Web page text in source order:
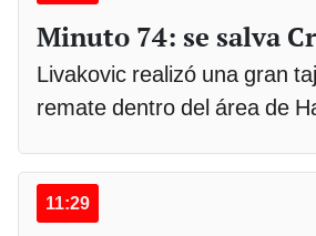
Minuto 74: se salva
Livakovic realizó una gran
remate dentro del área de
11:29